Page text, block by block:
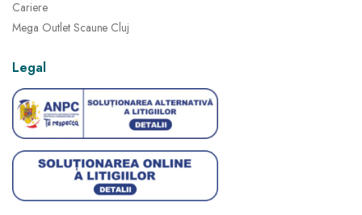
Cariere
Mega Outlet Scaune Cluj
Legal